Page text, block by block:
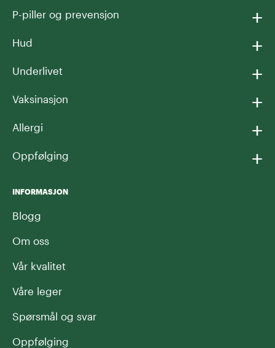
P-piller og prevensjon +
Hud +
Underlivet +
Vaksinasjon +
Allergi +
Oppfølging +
INFORMASJON
Blogg
Om oss
Vår kvalitet
Våre leger
Spørsmål og svar
Oppfølging